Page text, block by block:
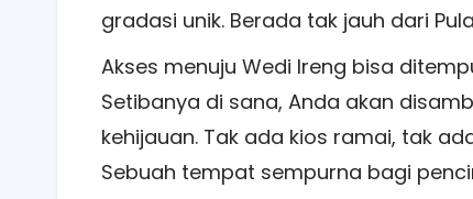
gradasi unik. Berada tak jauh dari
Akses menuju Wedi Ireng bisa
Setibanya di sana, Anda akan
kehijauan. Tak ada kios ramai, tak
Sebuah tempat sempurna bagi